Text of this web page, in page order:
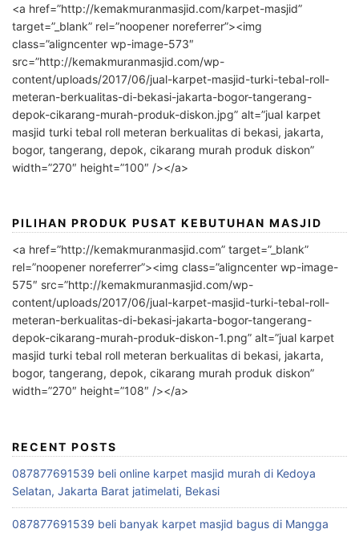
<a href=”http://kemakmuranmasjid.com/karpet-masjid”
target=”_blank” rel=”noopener noreferrer”><img
class=”aligncenter wp-image-573″
src=”http://kemakmuranmasjid.com/wp-
content/uploads/2017/06/jual-karpet-masjid-turki-tebal-roll-
meteran-berkualitas-di-bekasi-jakarta-bogor-tangerang-
depok-cikarang-murah-produk-diskon.jpg” alt=”jual karpet
masjid turki tebal roll meteran berkualitas di bekasi, jakarta,
bogor, tangerang, depok, cikarang murah produk diskon”
width=”270″ height=”100″ /></a>
PILIHAN PRODUK PUSAT KEBUTUHAN MASJID
<a href=”http://kemakmuranmasjid.com” target=”_blank”
rel=”noopener noreferrer”><img class=”aligncenter wp-image-
575″ src=”http://kemakmuranmasjid.com/wp-
content/uploads/2017/06/jual-karpet-masjid-turki-tebal-roll-
meteran-berkualitas-di-bekasi-jakarta-bogor-tangerang-
depok-cikarang-murah-produk-diskon-1.png” alt=”jual karpet
masjid turki tebal roll meteran berkualitas di bekasi, jakarta,
bogor, tangerang, depok, cikarang murah produk diskon”
width=”270″ height=”108″ /></a>
RECENT POSTS
087877691539 beli online karpet masjid murah di Kedoya
Selatan, Jakarta Barat jatimelati, Bekasi
087877691539 beli banyak karpet masjid bagus di Mangga